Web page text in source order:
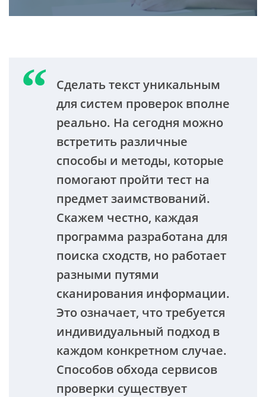
Сделать текст уникальным
для систем проверок вполне
реально. На сегодня можно
встретить различные
способы и методы, которые
помогают пройти тест на
предмет заимствований.
Скажем честно, каждая
программа разработана для
поиска сходств, но работает
разными путями
сканирования информации.
Это означает, что требуется
индивидуальный подход в
каждом конкретном случае.
Способов обхода сервисов
проверки существует